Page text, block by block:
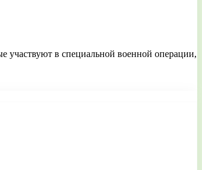
участвуют в специальной военной операции,